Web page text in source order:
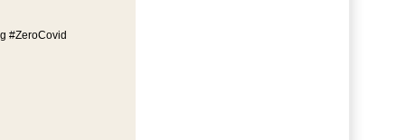
#ZeroCovid